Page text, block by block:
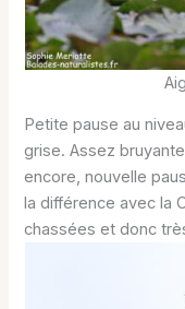
Petite pause au
grise. Assez
encore, nouvelle
la différence avec la
chassées et donc